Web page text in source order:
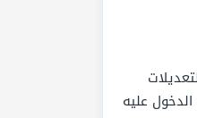
عليه